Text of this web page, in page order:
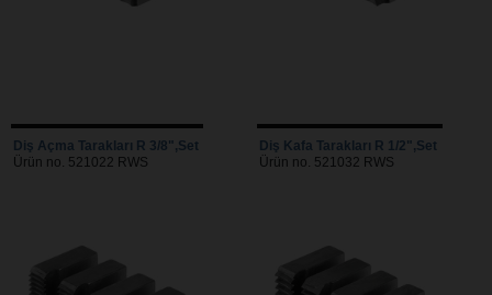
Diş Açma Tarakları R 3/8",Set
Ürün no. 521022 RWS
Diş Kafa Tarakları R 1/2",Set
Ürün no. 521032 RWS